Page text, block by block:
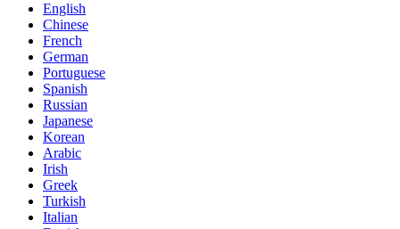
English
Chinese
French
German
Portuguese
Spanish
Russian
Japanese
Korean
Arabic
Irish
Greek
Turkish
Italian